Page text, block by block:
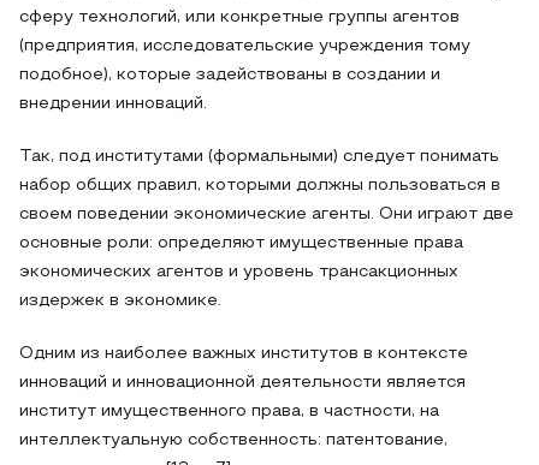
сферу технологий, или конкретные группы агентов
(предприятия, исследовательские учреждения тому
подобное), которые задействованы в создании и
внедрении инноваций.
Так, под институтами (формальными) следует понимать
набор общих правил, которыми должны пользоваться в
своем поведении экономические агенты. Они играют две
основные роли: определяют имущественные права
экономических агентов и уровень трансакционных
издержек в экономике.
Одним из наиболее важных институтов в контексте
инноваций и инновационной деятельности является
институт имущественного права, в частности, на
интеллектуальную собственность: патентование,